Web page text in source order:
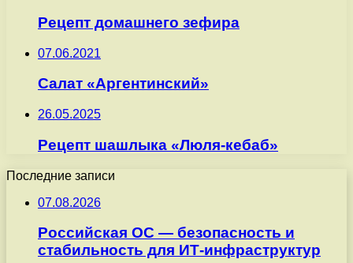
Рецепт домашнего зефира
07.06.2021
Салат «Аргентинский»
26.05.2025
Рецепт шашлыка «Люля-кебаб»
Последние записи
07.08.2026
Российская ОС — безопасность и
стабильность для ИТ-инфраструктур